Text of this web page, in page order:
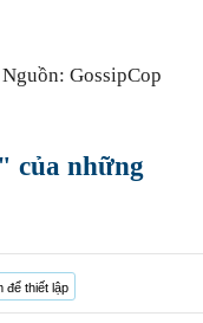
Nguồn: GossipCop
của những
để thiết lập